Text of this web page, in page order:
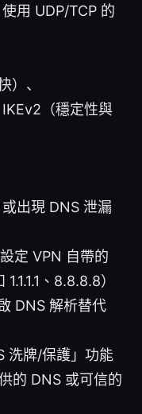
用 UDP/TCP 的
）、
（穩定性與
出現 DNS 泄漏
定 VPN 自帶的
、8.8.8.8）
DNS 解析替代
洗牌/保護」功能
的 DNS 或可信的